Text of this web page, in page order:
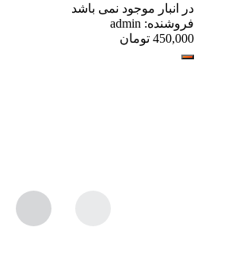
در انبار موجود نمی باشد
فروشنده: admin
450,000 تومان